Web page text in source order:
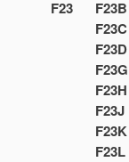
F23 F23B
F23C
F23D
F23G
F23H
F23J
F23K
F23L